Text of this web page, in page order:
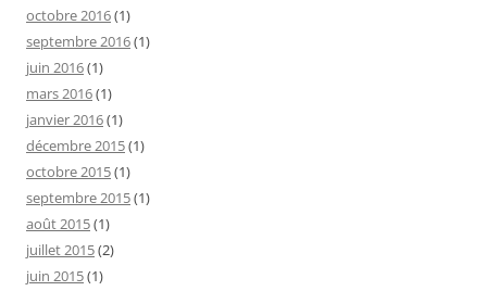
octobre 2016(1)
septembre 2016(1)
juin 2016(1)
mars 2016(1)
janvier 2016(1)
décembre 2015(1)
octobre 2015(1)
septembre 2015(1)
août 2015(1)
juillet 2015(2)
juin 2015(1)